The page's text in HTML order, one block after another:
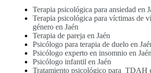
Terapia psicológica para ansiedad en
Terapia psicológica para víctimas de
género en Jaén
Terapia de pareja en Jaén
Psicólogo para terapia de duelo en
Psicólogo experto en insomnio en Jaén
Psicólogo infantil en Jaén
Tratamiento psicológico para TDAH